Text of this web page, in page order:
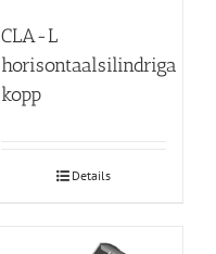
CLA-L
horisontaalsilindriga
kopp
Details